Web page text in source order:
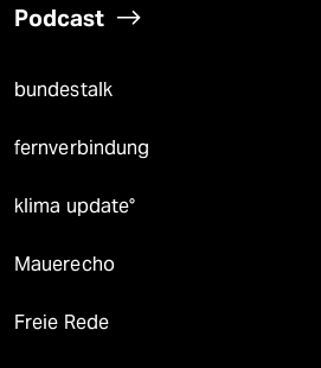
Podcast
bundestalk
fernverbindung
klima update°
Mauerecho
Freie Rede